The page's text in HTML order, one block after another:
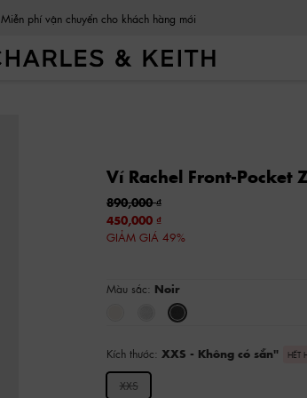
Miễn phí vận chuyển cho khách hàng mới
Ví Rachel Front-Pocket
890,000
450,000
GIẢM GIÁ 49%
Màu sắc: Noir
Kích thước: XXS - Không có sẵn" HẾT
XXS